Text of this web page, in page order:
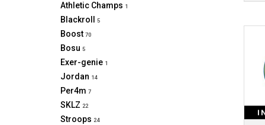
Athletic Champs 1
Blackroll 5
Boost 70
Bosu 5
Exer-genie 1
Jordan 14
Per4m 7
SKLZ 22
Stroops 24